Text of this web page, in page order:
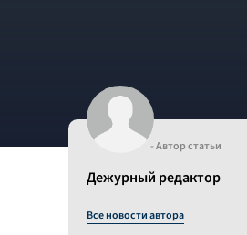
- Автор статьи
Дежурный редактор
Все новости автора